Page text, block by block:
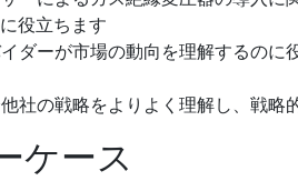
役立ちます
ダーが市場の動向を理解するのに
社の戦略をよりよく理解し、戦略
ケース